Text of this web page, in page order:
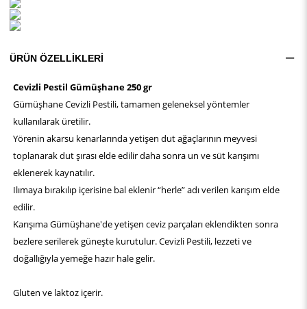
ÜRÜN ÖZELLIKLERI
Cevizli Pestil Gümüşhane 250 gr
Gümüşhane Cevizli Pestili, tamamen geleneksel yöntemler
kullanılarak üretilir.
Yörenin akarsu kenarlarında yetişen dut ağaçlarının meyvesi
toplanarak dut şırası elde edilir daha sonra un ve süt karışımı
eklenerek kaynatılır.
Ilımaya bırakılıp içerisine bal eklenir “herle” adı verilen karışım elde
edilir.
Karışıma Gümüşhane'de yetişen ceviz parçaları eklendikten sonra
bezlere serilerek güneşte kurutulur. Cevizli Pestili, lezzeti ve
doğallığıyla yemeğe hazır hale gelir.
Gluten ve laktoz içerir.